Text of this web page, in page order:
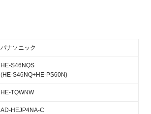
パナソニック
HE-S46NQS
(HE-S46NQ+HE-PS60N)
HE-TQWNW
AD-HEJP4NA-C